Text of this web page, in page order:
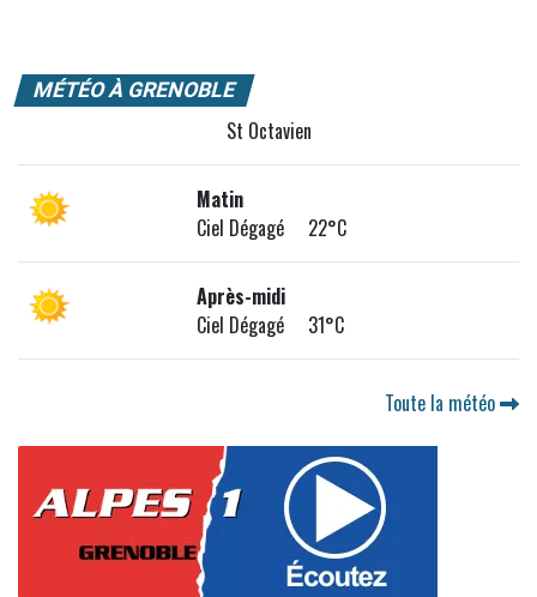
MÉTÉO À GRENOBLE
St Octavien
Matin
Ciel Dégagé 22°C
Après-midi
Ciel Dégagé 31°C
Toute la météo